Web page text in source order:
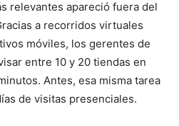
relevantes apareció fuera del
a recorridos virtuales
móviles, los gerentes de
entre 10 y 20 tiendas en
Antes, esa misma tarea
de visitas presenciales.